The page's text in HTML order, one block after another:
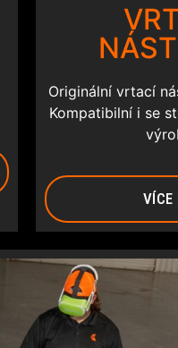
Originální vrtací
Kompatibilní i se
VÍCE